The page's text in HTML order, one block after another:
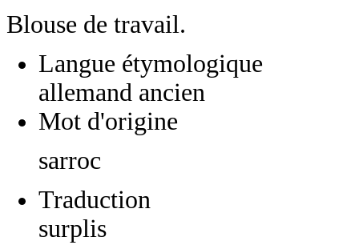
Blouse de travail.
Langue étymologique
allemand ancien
Mot d'origine
sarroc
Traduction
surplis